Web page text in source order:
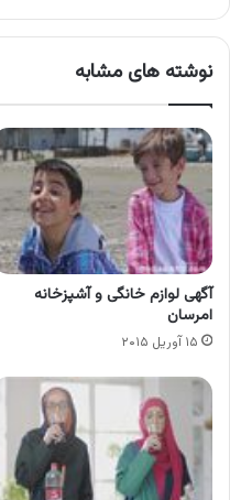
نوشته های مشابه
آگهی لوازم خانگی و آشپزخانه
امرسان
۱۵ آوریل ۲۰۱۵